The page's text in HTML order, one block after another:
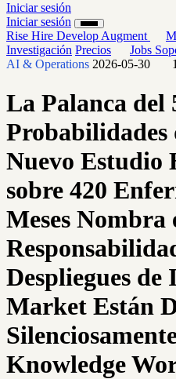
Iniciar sesión
Iniciar sesión
Rise Hire Develop Augment
Investigación Precios Jobs
AI & Operations 2026-05-30
La Palanca del
Probabilidades
Nuevo
sobre 420
Meses Nombra
Despliegues
Market Están
Knowledge